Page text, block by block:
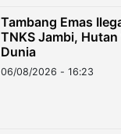
Tambang Emas
TNKS Jambi, Hutan
Dunia
06/08/2026 - 16:23